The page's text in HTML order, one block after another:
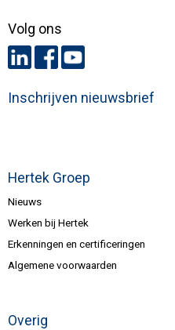
Hertek Groep
Nieuws
Werken bij Hertek
Erkenningen en certificeringen
Algemene voorwaarden
Overig
Volg ons
Inschrijven nieuwsbrief